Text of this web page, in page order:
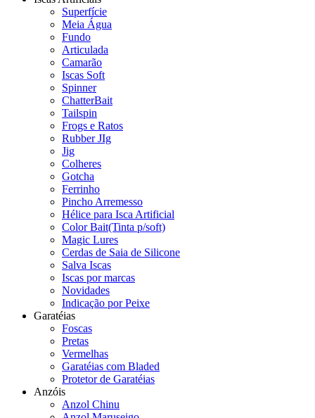
Superfície
Meia Água
Fundo
Articulada
Camarão
Iscas Soft
Spinner
ChatterBait
Tailspin
Frogs e Ratos
Rubber JIg
Jig
Colheres
Gotcha
Ferrinho
Pincho Arremesso
Hélice para Isca Artificial
Color Bait(Tinta p/soft)
Magic Lures
Cerdas de Saia de Silicone
Salva Iscas
Iscas por marcas
Novidades
Indicação por Peixe
Garatéias
Foscas
Pretas
Vermelhas
Garatéias com Bladed
Protetor de Garatéias
Anzóis
Anzol Chinu